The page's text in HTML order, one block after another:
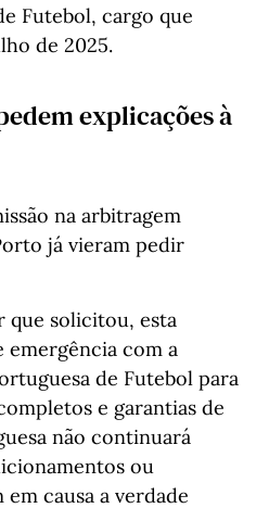
Futebol, cargo que
de 2025.
explicações à
na arbitragem
já vieram pedir
que solicitou, esta
emergência com a
de Futebol para
e garantias de
não continuará
ou
causa a verdade